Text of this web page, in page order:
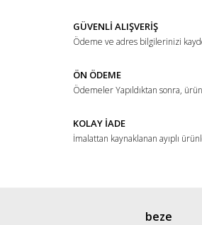
Ürün fiyatı diğer sitelerden daha pahalı.
Bu ürüne benzer farklı alternatifler
Gönder
GÜVENLİ ALIŞVERİŞ
Ödeme ve adres bilgilerinizi
ÖN ÖDEME
Ödemeler Yapıldıktan sonra,
KOLAY İADE
İmalattan kaynaklanan ayıplı
beze